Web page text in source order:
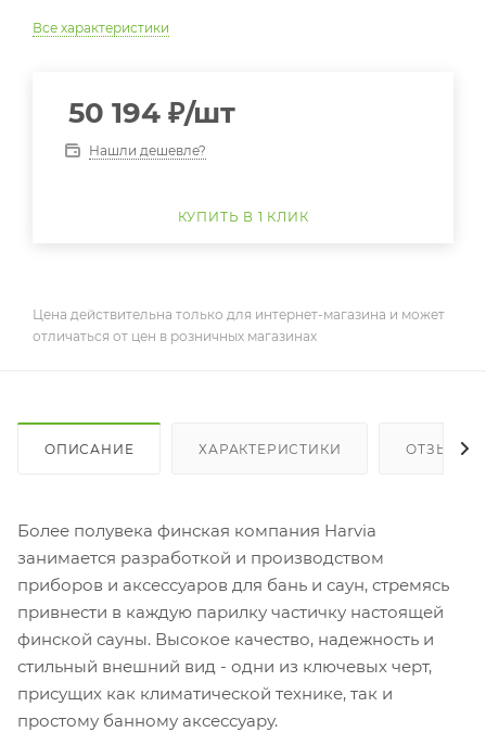
Все характеристики
50 194 ₽/шт
Нашли дешевле?
КУПИТЬ В 1 КЛИК
Цена действительна только для интернет-магазина и может
отличаться от цен в розничных магазинах
ОПИСАНИЕ ХАРАКТЕРИСТИКИ ОТЗЫВЫ
Более полувека финская компания Harvia
занимается разработкой и производством
приборов и аксессуаров для бань и саун, стремясь
привнести в каждую парилку частичку настоящей
финской сауны. Высокое качество, надежность и
стильный внешний вид - одни из ключевых черт,
присущих как климатической технике, так и
простому банному аксессуару.